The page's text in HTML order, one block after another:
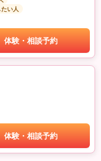
い人
体験・相談予約
体験・相談予約